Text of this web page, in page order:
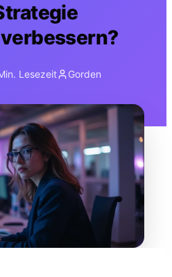
Lesezeit Gorden